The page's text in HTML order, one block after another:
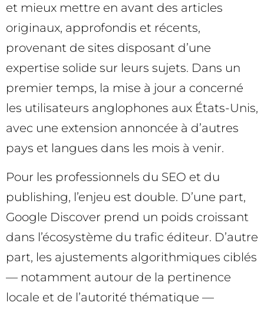
et mieux mettre en avant des articles
originaux, approfondis et récents,
provenant de sites disposant d’une
expertise solide sur leurs sujets. Dans un
premier temps, la mise à jour a concerné
les utilisateurs anglophones aux États-Unis,
avec une extension annoncée à d’autres
pays et langues dans les mois à venir.
Pour les professionnels du SEO et du
publishing, l’enjeu est double. D’une part,
Google Discover prend un poids croissant
dans l’écosystème du trafic éditeur. D’autre
part, les ajustements algorithmiques ciblés
— notamment autour de la pertinence
locale et de l’autorité thématique —